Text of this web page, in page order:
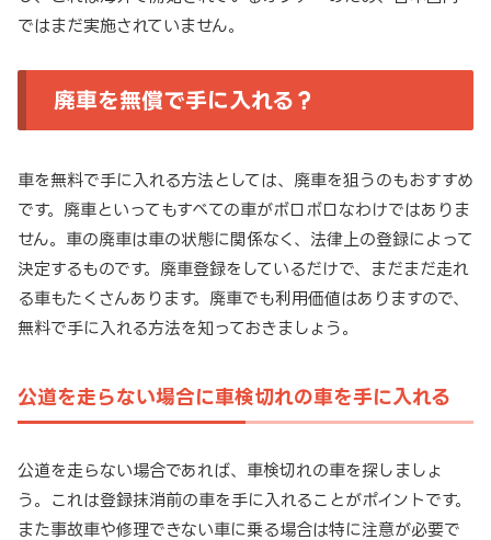
ではまだ実施されていません。
廃車を無償で手に入れる？
車を無料で手に入れる方法としては、廃車を狙うのもおすすめ
です。廃車といってもすべての車がボロボロなわけではありま
せん。車の廃車は車の状態に関係なく、法律上の登録によって
決定するものです。廃車登録をしているだけで、まだまだ走れ
る車もたくさんあります。廃車でも利用価値はありますので、
無料で手に入れる方法を知っておきましょう。
公道を走らない場合に車検切れの車を手に入れる
公道を走らない場合であれば、車検切れの車を探しましょ
う。これは登録抹消前の車を手に入れることがポイントです。
また事故車や修理できない車に乗る場合は特に注意が必要で